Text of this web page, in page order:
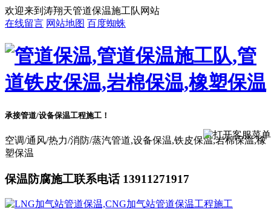
欢迎来到涛翔天管道保温施工队网站
在线留言 网站地图 百度蜘蛛
承接管道/设备保温工程施工！
空调/通风/热力/消防/蒸汽管道,设备保温,铁皮保温,岩棉保温,橡
塑保温
保温防腐施工联系电话 13911271917